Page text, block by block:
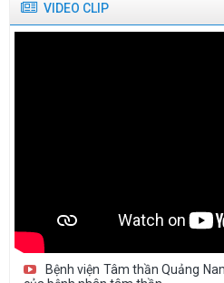
Thư mời báo giá in hồ sơ bệnh án,
VIDEO CLIP
Bệnh viện Tâm thần Quảng